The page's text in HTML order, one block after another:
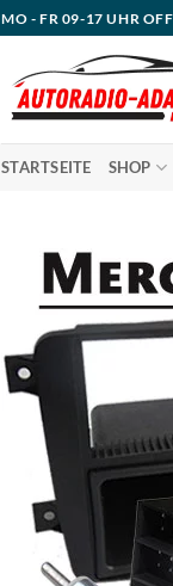
MO - FR 09-17 UHR
STARTSEITE SHOP